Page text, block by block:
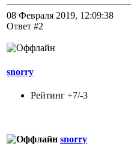
08 Февраля 2019, 12:09:38
Ответ #2
snorry
Рейтинг +7/-3
snorry